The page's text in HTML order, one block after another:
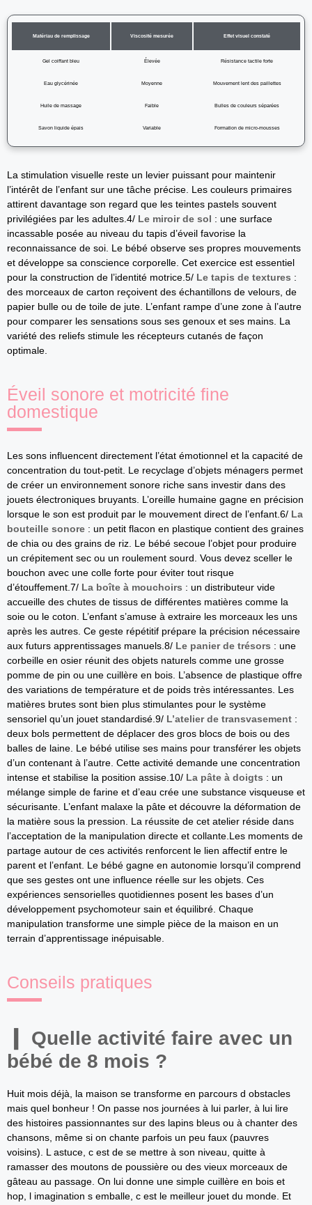
Matériau de remplissage Viscosité mesurée Effet visuel constaté
Gel coiffant bleu Élevée Résistance tactile forte
Eau glycérinée Moyenne Mouvement lent des paillettes
Huile de massage Faible Bulles de couleurs séparées
Savon liquide épais Variable Formation de micro-mousses
La stimulation visuelle reste un levier puissant pour maintenir
l’intérêt de l’enfant sur une tâche précise. Les couleurs primaires
attirent davantage son regard que les teintes pastels souvent
privilégiées par les adultes.4/ Le miroir de sol : une surface
incassable posée au niveau du tapis d’éveil favorise la
reconnaissance de soi. Le bébé observe ses propres mouvements
et développe sa conscience corporelle. Cet exercice est essentiel
pour la construction de l’identité motrice.5/ Le tapis de textures :
des morceaux de carton reçoivent des échantillons de velours, de
papier bulle ou de toile de jute. L’enfant rampe d’une zone à l’autre
pour comparer les sensations sous ses genoux et ses mains. La
variété des reliefs stimule les récepteurs cutanés de façon
optimale.
Éveil sonore et motricité fine
domestique
Les sons influencent directement l’état émotionnel et la capacité de
concentration du tout-petit. Le recyclage d’objets ménagers permet
de créer un environnement sonore riche sans investir dans des
jouets électroniques bruyants. L’oreille humaine gagne en précision
lorsque le son est produit par le mouvement direct de l’enfant.6/ La
bouteille sonore : un petit flacon en plastique contient des graines
de chia ou des grains de riz. Le bébé secoue l’objet pour produire
un crépitement sec ou un roulement sourd. Vous devez sceller le
bouchon avec une colle forte pour éviter tout risque
d’étouffement.7/ La boîte à mouchoirs : un distributeur vide
accueille des chutes de tissus de différentes matières comme la
soie ou le coton. L’enfant s’amuse à extraire les morceaux les uns
après les autres. Ce geste répétitif prépare la précision nécessaire
aux futurs apprentissages manuels.8/ Le panier de trésors : une
corbeille en osier réunit des objets naturels comme une grosse
pomme de pin ou une cuillère en bois. L’absence de plastique offre
des variations de température et de poids très intéressantes. Les
matières brutes sont bien plus stimulantes pour le système
sensoriel qu’un jouet standardisé.9/ L’atelier de transvasement :
deux bols permettent de déplacer des gros blocs de bois ou des
balles de laine. Le bébé utilise ses mains pour transférer les objets
d’un contenant à l’autre. Cette activité demande une concentration
intense et stabilise la position assise.10/ La pâte à doigts : un
mélange simple de farine et d’eau crée une substance visqueuse et
sécurisante. L’enfant malaxe la pâte et découvre la déformation de
la matière sous la pression. La réussite de cet atelier réside dans
l’acceptation de la manipulation directe et collante.Les moments de
partage autour de ces activités renforcent le lien affectif entre le
parent et l’enfant. Le bébé gagne en autonomie lorsqu’il comprend
que ses gestes ont une influence réelle sur les objets. Ces
expériences sensorielles quotidiennes posent les bases d’un
développement psychomoteur sain et équilibré. Chaque
manipulation transforme une simple pièce de la maison en un
terrain d’apprentissage inépuisable.
Conseils pratiques
Quelle activité faire avec un
bébé de 8 mois ?
Huit mois déjà, la maison se transforme en parcours d obstacles
mais quel bonheur ! On passe nos journées à lui parler, à lui lire
des histoires passionnantes sur des lapins bleus ou à chanter des
chansons, même si on chante parfois un peu faux (pauvres
voisins). L astuce, c est de se mettre à son niveau, quitte à
ramasser des moutons de poussière ou des vieux morceaux de
gâteau au passage. On lui donne une simple cuillère en bois et
hop, l imagination s emballe, c est le meilleur jouet du monde. Et